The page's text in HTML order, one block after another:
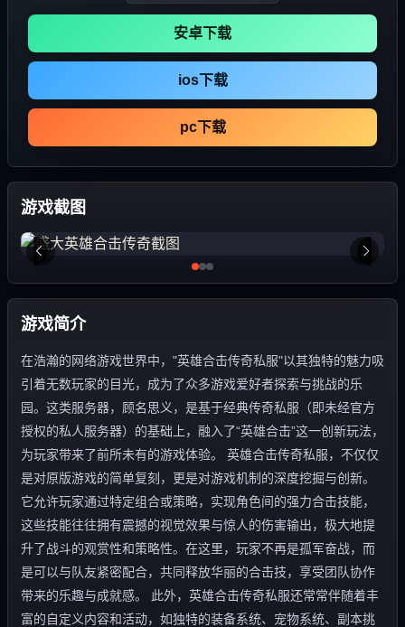
安卓下载
ios下载
pc下载
游戏截图
游戏简介
在浩瀚的网络游戏世界中，"英雄合击传奇私服"以其独特的魅力吸
引着无数玩家的目光，成为了众多游戏爱好者探索与挑战的乐
园。这类服务器，顾名思义，是基于经典传奇私服（即未经官方
授权的私人服务器）的基础上，融入了“英雄合击”这一创新玩法，
为玩家带来了前所未有的游戏体验。 英雄合击传奇私服，不仅仅
是对原版游戏的简单复刻，更是对游戏机制的深度挖掘与创新。
它允许玩家通过特定组合或策略，实现角色间的强力合击技能，
这些技能往往拥有震撼的视觉效果与惊人的伤害输出，极大地提
升了战斗的观赏性和策略性。在这里，玩家不再是孤军奋战，而
是可以与队友紧密配合，共同释放华丽的合击技，享受团队协作
带来的乐趣与成就感。 此外，英雄合击传奇私服还常常伴随着丰
富的自定义内容和活动，如独特的装备系统、宠物系统、副本挑